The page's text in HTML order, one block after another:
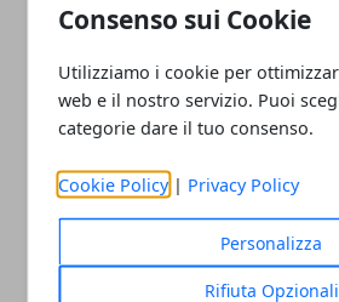
Consenso sui Cookie
Utilizziamo i cookie per
web e il nostro servizio. Puoi
categorie dare il tuo consenso.
Cookie Policy | Privacy Policy
Personalizza
Rifiuta Opzionali
avocado: perché non